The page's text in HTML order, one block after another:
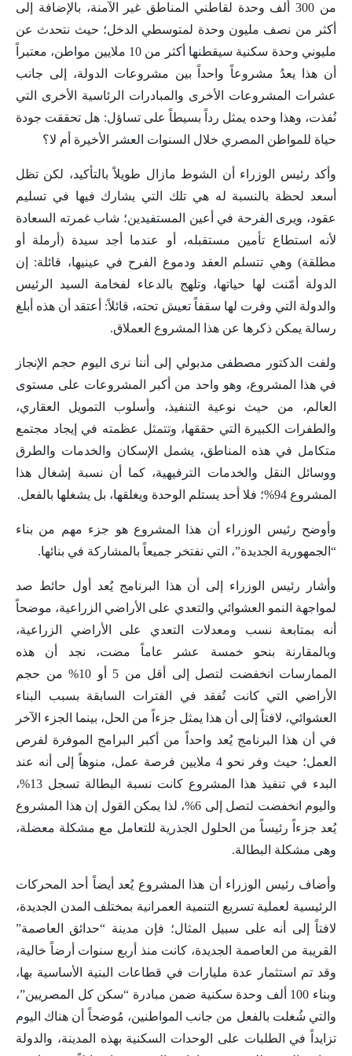
من 300 ألف وحدة لقاطني المناطق غير الآمنة، بالإضافة إلى
أكثر من نصف مليون وحدة لمتوسطي الدخل؛ حيث نتحدث عن
مليوني وحدة سكنية سيقطنها أكثر من 10 ملايين مواطن، معتبراً
أن هذا يعدُ مشروعاً واحداً بين مشروعات الدولة، إلى جانب
عشرات المشروعات الأخرى والمبادرات الرئاسية الأخرى التي
نُفذت، وهذا وحده يمثل رداً بسيطاً على تساؤل: هل تحققت جودة
حياة للمواطن المصري خلال السنوات العشر الأخيرة أم لا؟
وأكد رئيس الوزراء أن الشوط مازال طويلاً بالتأكيد، لكن تظل
أسعد لحظة بالنسبة له هي تلك التي يشارك فيها في تسليم
عقود، ويرى الفرحة في أعين المستفيدين؛ شاب غمرته السعادة
لأنه استطاع تأمين مستقبله، أو عندما أجد سيدة (أرملة أو
مطلقة) وهي تتسلم العقد ودموع الفرح في عينيها، قائلة: إن
الدولة أمّنت لها حياتها، وتلهج بالدعاء لفخامة السيد الرئيس
والدولة التي وفرت لها سقفاً تعيش تحته، قائلاً: أعتقد أن هذه أبلغ
رسالة يمكن ذكرها عن هذا المشروع العملاق.
ولفت الدكتور مصطفى مدبولي إلى أننا نرى اليوم حجم الإنجاز
في هذا المشروع، وهو واحد من أكبر المشروعات على مستوى
العالم، من حيث نوعية التنفيذ، وأسلوب التمويل العقاري،
والطفرات الكبيرة التي حققها، وتتمثل عظمته في إيجاد مجتمع
متكامل في هذه المناطق، يشمل الإسكان والخدمات والطرق
ووسائل النقل والخدمات الترفيهية، كما أن نسبة إشغال هذا
المشروع 94%؛ فلا أحد يستلم الوحدة ويغلقها، بل يشغلها بالفعل.
وأوضح رئيس الوزراء أن هذا المشروع هو جزء مهم من بناء
“الجمهورية الجديدة”، التي نفتخر جميعاً بالمشاركة في بنائها.
وأشار رئيس الوزراء إلى أن هذا البرنامج يُعد أول حائط صد
لمواجهة النمو العشوائي والتعدي على الأراضي الزراعية، موضحاً
أنه بمتابعة نسب ومعدلات التعدي على الأراضي الزراعية،
وبالمقارنة بنحو خمسة عشر عاماً مضت، نجد أن هذه
الممارسات انخفضت لتصل إلى أقل من 5 أو 10% من حجم
الأراضي التي كانت تُفقد في الفترات السابقة بسبب البناء
العشوائي، لافتاً إلى أن هذا يمثل جزءاً من الحل، بينما الجزء الآخر
في أن هذا البرنامج يُعد واحداً من أكبر البرامج الموفرة لفرص
العمل؛ حيث وفر نحو 4 ملايين فرصة عمل، منوهاً إلى أنه عند
البدء في تنفيذ هذا المشروع كانت نسبة البطالة تسجل 13%،
واليوم انخفضت لتصل إلى 6%، لذا يمكن القول إن هذا المشروع
يُعد جزءاً رئيساً من الحلول الجذرية للتعامل مع مشكلة معضلة،
وهى مشكلة البطالة.
وأضاف رئيس الوزراء أن هذا المشروع يُعد أيضاً أحد المحركات
الرئيسية لعملية تسريع التنمية العمرانية بمختلف المدن الجديدة،
لافتاً إلى أنه على سبيل المثال؛ فإن مدينة “حدائق العاصمة”
القريبة من العاصمة الجديدة، كانت منذ أربع سنوات أرضاً خالية،
وقد تم استثمار عدة مليارات في قطاعات البنية الأساسية بها،
وبناء 100 ألف وحدة سكنية ضمن مبادرة “سكن كل المصريين”،
والتي شُغلت بالفعل من جانب المواطنين، مُوضحاً أن هناك اليوم
تزايداً في الطلبات على الوحدات السكنية بهذه المدينة، والدولة